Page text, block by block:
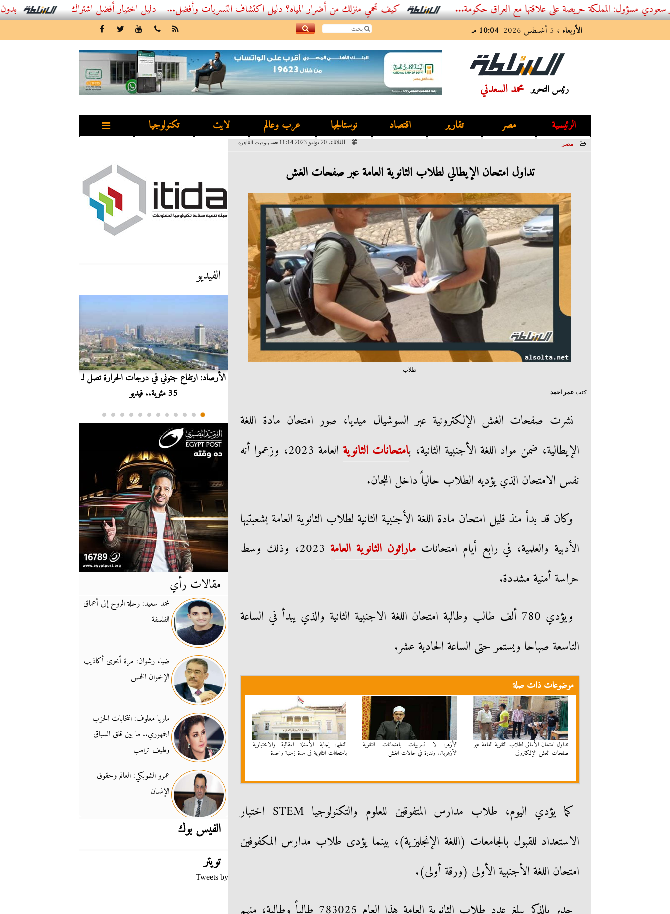
أفضل اشتراك IPTV بدون تقطيع 2026 – دليل المشاهد العصري المملكة حريصة على علاقتها مع العراق حكومة... كيف تحمي منزلك من أضرار المياه؟ دليل اكتشاف التسربات وأفضل...
الأربعاء ، 5 أغسطس 2026 10:04 مـ
رئيس التحرير محمد السعدني
الرئيسية مصر تقارير اقتصاد نوستالجيا عرب وعالم لايت تكنولوجيا
مصر الثلاثاء، 20 يونيو 2023 11:14 صـ بتوقيت القاهرة
تداول امتحان الإيطالي لطلاب الثانوية العامة عبر صفحات الغش
طلاب
كتب عمر احمد
نشرت صفحات الغش الإلكترونية عبر السوشيال ميديا، صور امتحان مادة اللغة
الإيطالية، ضمن مواد اللغة الأجنبية الثانية، بامتحانات الثانوية
العامة 2023، وزعموا أنه
نفس الامتحان الذي يؤديه الطلاب حالياً داخل اللجان.
وكان قد بدأ منذ قليل امتحان مادة اللغة الأجنبية الثانية لطلاب الثانوية العامة بشعبتيها
الأدبية والعلمية، في رابع أيام امتحانات ماراثون الثانوية العامة
2023، وذلك وسط
حراسة أمنية مشددة.
ويؤدي 780 ألف طالب وطالبة امتحان اللغة الاجنبية الثانية والذي يبدأ في الساعة
التاسعة صباحا ويستمر حتى الساعة الحادية عشر.
موضوعات ذات صلة
تداول امتحان الألمانى لطلاب الثانوية العامة عبر
صفحات الغش الإلكترونى
الأزهر: لا تسريبات بامتحانات الثانوية
الأزهرية.. وندرة في حالات الغش
التعليم: إجابة الأسئلة المقالية والاختيارية
بامتحانات الثانوية فى مدة زمنية واحدة
كما يؤدي اليوم، طلاب مدارس المتفوقين للعلوم والتكنولوجيا STEM اختبار
الاستعداد للقبول بالجامعات (اللغة الإنجليزية)، بينما يؤدى طلاب مدارس المكفوفين
امتحان اللغة الأجنبية الأولى (ورقة أولى).
الفيديو
الأرصاد: ارتفاع جنوني في درجات الحرارة تصل لـ
35 مئوية.. فيديو
مقالات رأي
محمد سعيد: رحلة الروح إلى أعماق
الفلسفة
ضياء رشوان: مرة أخرى أكاذيب
الإخوان الخمس
ماريا معلوف: انتخابات الحزب
الجمهوري.. ما بين قلق السباق
وطيف ترامب
عمرو الشوبكي: العالم وحقوق
الإنسان
الفيس بوك
تويتر
Tweets by